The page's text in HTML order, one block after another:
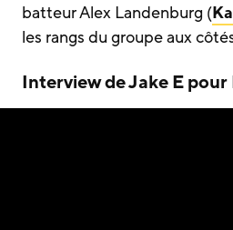
batteur Alex Landenburg (
les rangs du groupe aux
Interview de Jake E